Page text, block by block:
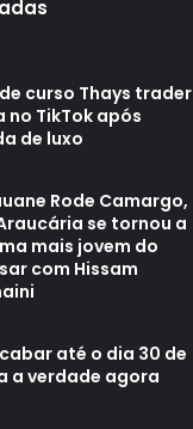
curso Thays trader
no TikTok após
de luxo
Rode Camargo,
se tornou a
mais jovem do
com Hissam
até o dia 30 de
a verdade agora